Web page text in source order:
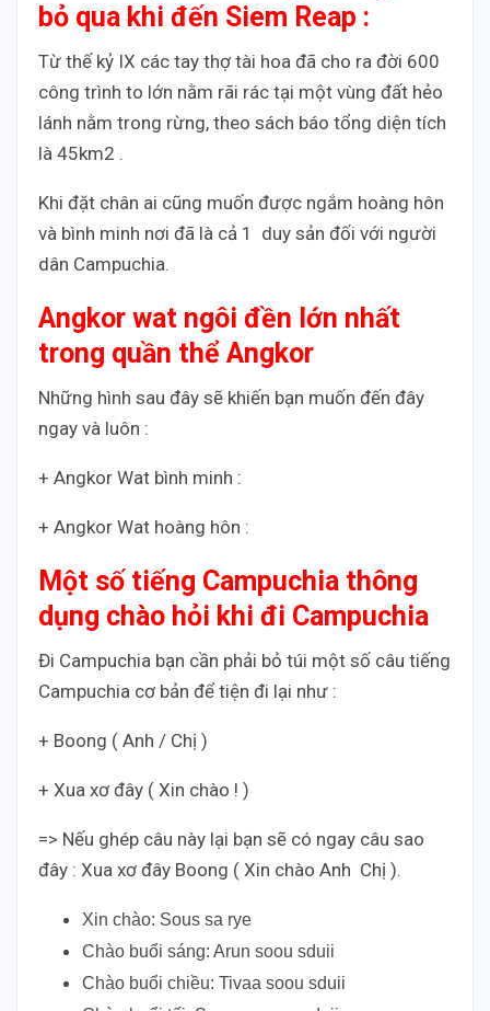
bỏ qua khi đến Siem Reap :
Từ thế kỷ IX các tay thợ tài hoa đã cho ra đời 600
công trình to lớn nằm rãi rác tại một vùng đất hẻo
lánh nằm trong rừng, theo sách báo tổng diện tích
là 45km2 .
Khi đặt chân ai cũng muốn được ngắm hoàng hôn
và bình minh nơi đã là cả 1 duy sản đối với người
dân Campuchia.
Angkor wat ngôi đền lớn nhất
trong quần thể Angkor
Những hình sau đây sẽ khiến bạn muốn đến đây
ngay và luôn :
+ Angkor Wat bình minh :
+ Angkor Wat hoàng hôn :
Một số tiếng Campuchia thông
dụng chào hỏi khi đi Campuchia
Đi Campuchia bạn cần phải bỏ túi một số câu tiếng
Campuchia cơ bản để tiện đi lại như :
+ Boong ( Anh / Chị )
+ Xua xơ đây ( Xin chào ! )
=> Nếu ghép câu này lại bạn sẽ có ngay câu sao
đây : Xua xơ đây Boong ( Xin chào Anh Chị ).
Xin chào: Sous sa rye
Chào buổi sáng: Arun soou sduii
Chào buổi chiều: Tivaa soou sduii